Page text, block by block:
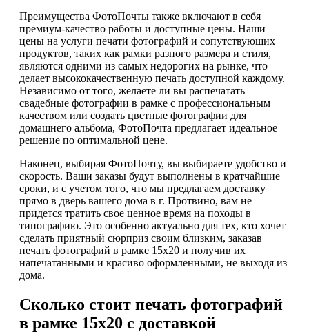
Преимущества ФотоПочты также включают в себя
премиум-качество работы и доступные цены. Наши
цены на услуги печати фотографий и сопутствующих
продуктов, таких как рамки разного размера и стиля,
являются одними из самых недорогих на рынке, что
делает высококачественную печать доступной каждому.
Независимо от того, желаете ли вы распечатать
свадебные фотографии в рамке с профессиональным
качеством или создать цветные фотографии для
домашнего альбома, ФотоПочта предлагает идеальное
решение по оптимальной цене.
Наконец, выбирая ФотоПочту, вы выбираете удобство и
скорость. Ваши заказы будут выполнены в кратчайшие
сроки, и с учетом того, что мы предлагаем доставку
прямо в дверь вашего дома в г. Протвино, вам не
придется тратить свое ценное время на походы в
типографию. Это особенно актуально для тех, кто хочет
сделать приятный сюрприз своим близким, заказав
печать фотографий в рамке 15х20 и получив их
напечатанными и красиво оформленными, не выходя из
дома.
Сколько стоит печать фотографий
в рамке 15х20 с доставкой